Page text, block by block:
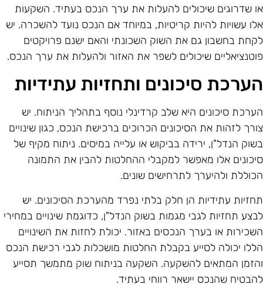
שדרוגים שיכולים להעלות את ערך הנכס בעתיד. השקעות
עשויות להיות קריטיות, במיוחד אם הנכס נועד להשכרה. יש
בחשבון גם את השוק השכונתי והאם ישנם פרויקטים
שיכולים לשפר את האזור ולהעלות את ערך הנכס.
סיכונים ותחזיות עתידיות
סיכונים היא שלב קרדינלי נוסף בתהליך הניתוח. יש
לזהות את הסיכונים הכרוכים ברכישת הנכס, כגון שינויים
הנדל"ן, ירידה בביקוש או עלייה במיסים. ניתוח מקיף של
אלו מאפשר למקבלי ההחלטות להבין את התמונה
ולהיערך לתרחישים שונים.
עתידיות הן חלק בלתי נפרד מהערכת הסיכונים. יש
תחזיות לגבי מגמות בשוק הנדל"ן, כדוגמת שינויים במחירי
או בערך הנכסים באזור. יכולת לחזות את השינויים
יכולה לסייע בקבלת החלטות מושכלות לגבי רכישת הנכס
המתאים להשקעה. השקעה בניתוח שוק מתמשך תסייע
שהנכס יישאר רווחי בעתיד.